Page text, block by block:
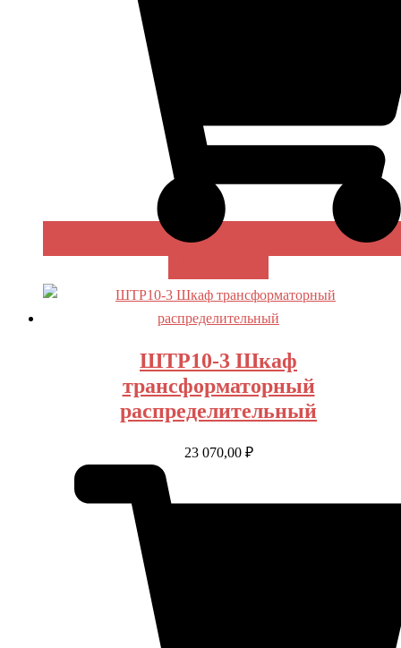
ШТР10-3 Шкаф
трансформаторный
распределительный
23 070,00 ₽